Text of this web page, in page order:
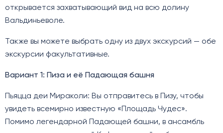
открывается захватывающий вид на всю долину
Вальдиньеволе.
Также вы можете выбрать одну из двух экскурсий — обе
экскурсии факультативные.
Вариант 1: Пиза и её Падающая башня
Пьяцца деи Мираколи: Вы отправитесь в Пизу, чтобы
увидеть всемирно известную «Площадь Чудес».
Помимо легендарной Падающей башни, в ансамбль